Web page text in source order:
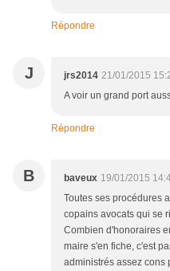
Répondre
J jrs2014 21/01/2015
A voir un grand port
Répondre
B baveux 19/01/2015
Toutes ses procédures
copains avocats qui se
Combien d'honoraires
maire s'en fiche, c'est
administrés assez cons